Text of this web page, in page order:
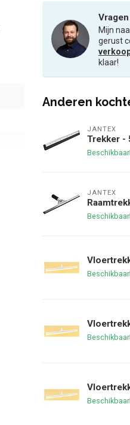
Mijn
gerust
klaar!
Anderen
JANTEX
Trekker -
Beschikbaar
JANTEX
Beschikbaar
Beschikbaar
Beschikbaar
Beschikbaar